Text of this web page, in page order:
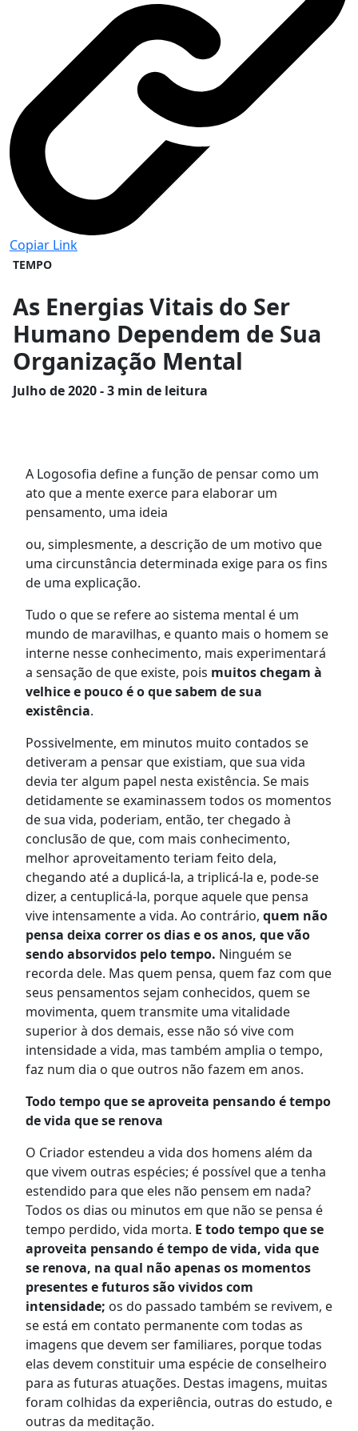
Copiar Link
TEMPO
As Energias Vitais do Ser
Humano Dependem de Sua
Organização Mental
Julhode 2020 - 3 min de leitura
A Logosofia define a função de pensar como um
ato que a mente exerce para elaborar um
pensamento, uma ideia
ou, simplesmente, a descrição de um motivo que
uma circunstância determinada exige para os fins
de uma explicação.
Tudo o que se refere ao sistema mental é um
mundo de maravilhas, e quanto mais o homem se
interne nesse conhecimento, mais experimentará
a sensação de que existe, pois muitos chegam à
velhice e pouco é o que sabem de sua
existência.
Possivelmente, em minutos muito contados se
detiveram a pensar que existiam, que sua vida
devia ter algum papel nesta existência. Se mais
detidamente se examinassem todos os momentos
de sua vida, poderiam, então, ter chegado à
conclusão de que, com mais conhecimento,
melhor aproveitamento teriam feito dela,
chegando até a duplicá-la, a triplicá-la e, pode-se
dizer, a centuplicá-la, porque aquele que pensa
vive intensamente a vida. Ao contrário, quem não
pensa deixa correr os dias e os anos, que vão
sendo absorvidos pelo tempo. Ninguém se
recorda dele. Mas quem pensa, quem faz com que
seus pensamentos sejam conhecidos, quem se
movimenta, quem transmite uma vitalidade
superior à dos demais, esse não só vive com
intensidade a vida, mas também amplia o tempo,
faz num dia o que outros não fazem em anos.
Todo tempo que se aproveita pensando é tempo
de vida que se renova
O Criador estendeu a vida dos homens além da
que vivem outras espécies; é possível que a tenha
estendido para que eles não pensem em nada?
Todos os dias ou minutos em que não se pensa é
tempo perdido, vida morta. E todo tempo que se
aproveita pensando é tempo de vida, vida que
se renova, na qual não apenas os momentos
presentes e futuros são vividos com
intensidade; os do passado também se revivem, e
se está em contato permanente com todas as
imagens que devem ser familiares, porque todas
elas devem constituir uma espécie de conselheiro
para as futuras atuações. Destas imagens, muitas
foram colhidas da experiência, outras do estudo, e
outras da meditação.